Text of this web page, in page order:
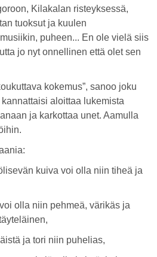
Kilakalan risteyksessä,
tuoksut ja kuulen
puheen... En ole vielä siis
jo nyt onnellinen että olet sen
kokemus”, sanoo joku
aloittaa lukemista
ja karkottaa unet. Aamulla
kuiva voi olla niin tiheä ja
olla niin pehmeä, värikäs ja
ja tori niin puhelias,